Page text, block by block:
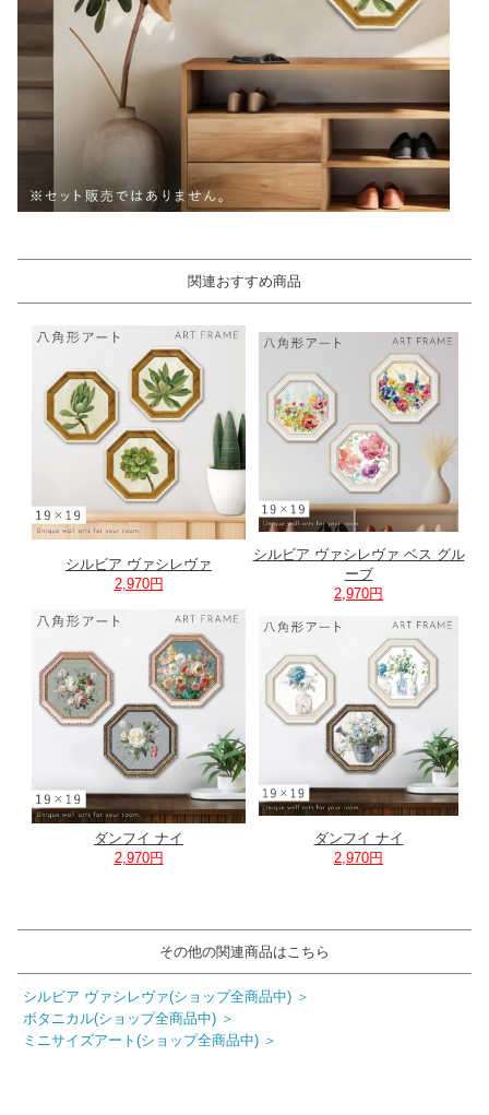
関連おすすめ商品
シルビア ヴァシレヴァ
2,970円
シルビア ヴァシレヴァ ベス グル
ーブ
2,970円
ダンフイ ナイ
2,970円
ダンフイ ナイ
2,970円
その他の関連商品はこちら
シルビア ヴァシレヴァ(ショップ全商品中) ＞
ボタニカル(ショップ全商品中) ＞
ミニサイズアート(ショップ全商品中) ＞